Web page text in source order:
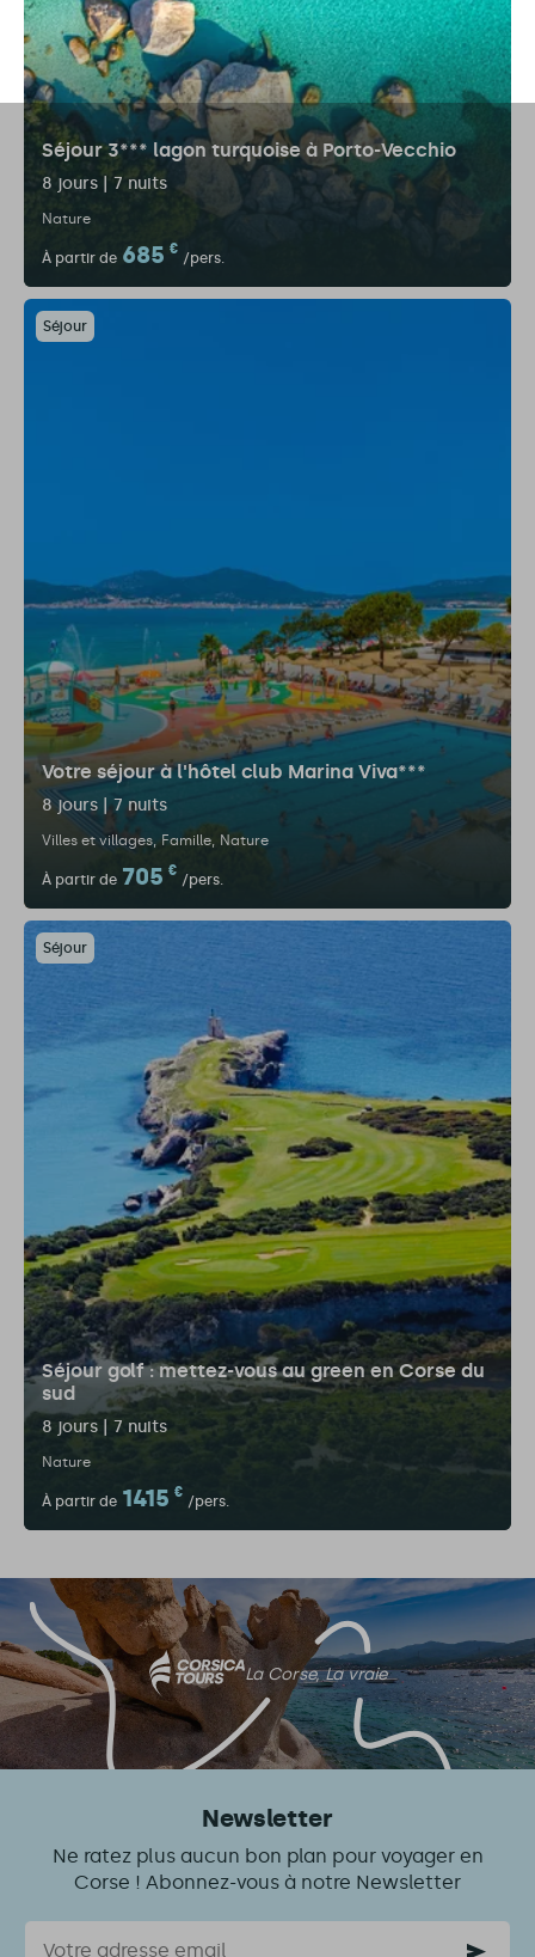
Séjour 3*** lagon turquoise à Porto-Vecchio
8 jours | 7 nuits
Nature
À partir de 685 €
/pers.
Séjour
Votre séjour à l'hôtel club Marina Viva***
8 jours | 7 nuits
Villes et villages Famille Nature
À partir de 705 €
/pers.
Séjour
Séjour golf : mettez-vous au green en Corse du
sud
8 jours | 7 nuits
Nature
À partir de 1415 €
/pers.
La Corse, La vraie
Newsletter
Ne ratez plus aucun bon plan pour voyager en
Corse ! Abonnez-vous à notre Newsletter
Courriel